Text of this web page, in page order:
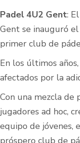
Padel 4U2 Gent:
Gent se inauguró
primer club de
En los últimos
afectados por la
Con una mezcla de
jugadores ad hoc,
equipo de jóvenes,
próspero club de